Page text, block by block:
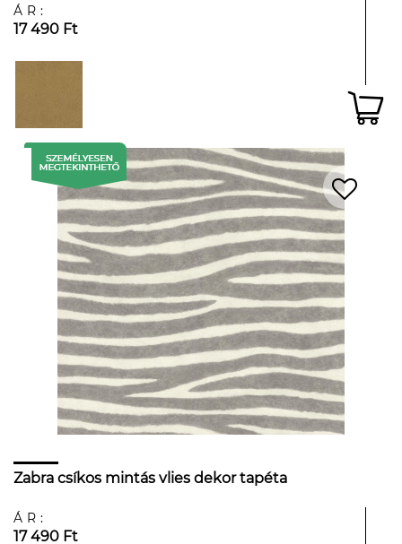
ÁR:
17 490 Ft
Zabra csíkos mintás vlies dekor tapéta
ÁR:
17 490 Ft